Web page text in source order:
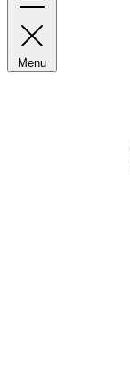
Menu